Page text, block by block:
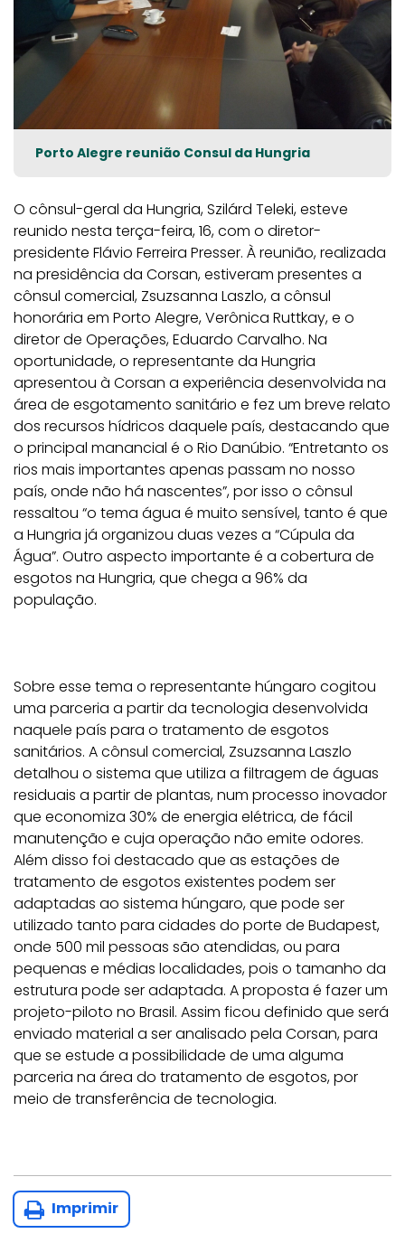
Porto Alegre reunião Consul da Hungria
O cônsul-geral da Hungria, Szilárd Teleki, esteve
reunido nesta terça-feira, 16, com o diretor-
presidente Flávio Ferreira Presser. À reunião, realizada
na presidência da Corsan, estiveram presentes a
cônsul comercial, Zsuzsanna Laszlo, a cônsul
honorária em Porto Alegre, Verônica Ruttkay, e o
diretor de Operações, Eduardo Carvalho. Na
oportunidade, o representante da Hungria
apresentou à Corsan a experiência desenvolvida na
área de esgotamento sanitário e fez um breve relato
dos recursos hídricos daquele país, destacando que
o principal manancial é o Rio Danúbio. “Entretanto os
rios mais importantes apenas passam no nosso
país, onde não há nascentes”, por isso o cônsul
ressaltou “o tema água é muito sensível, tanto é que
a Hungria já organizou duas vezes a “Cúpula da
Água”. Outro aspecto importante é a cobertura de
esgotos na Hungria, que chega a 96% da
população.
Sobre esse tema o representante húngaro cogitou
uma parceria a partir da tecnologia desenvolvida
naquele país para o tratamento de esgotos
sanitários. A cônsul comercial, Zsuzsanna Laszlo
detalhou o sistema que utiliza a filtragem de águas
residuais a partir de plantas, num processo inovador
que economiza 30% de energia elétrica, de fácil
manutenção e cuja operação não emite odores.
Além disso foi destacado que as estações de
tratamento de esgotos existentes podem ser
adaptadas ao sistema húngaro, que pode ser
utilizado tanto para cidades do porte de Budapest,
onde 500 mil pessoas são atendidas, ou para
pequenas e médias localidades, pois o tamanho da
estrutura pode ser adaptada. A proposta é fazer um
projeto-piloto no Brasil. Assim ficou definido que será
enviado material a ser analisado pela Corsan, para
que se estude a possibilidade de uma alguma
parceria na área do tratamento de esgotos, por
meio de transferência de tecnologia.
Imprimir